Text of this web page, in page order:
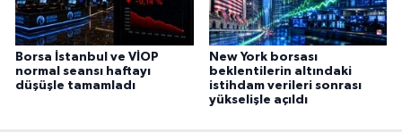
Borsa İstanbul ve VİOP
normal seansı haftayı
düşüşle tamamladı
New York borsası
beklentilerin altındaki
istihdam verileri sonrası
yükselişle açıldı